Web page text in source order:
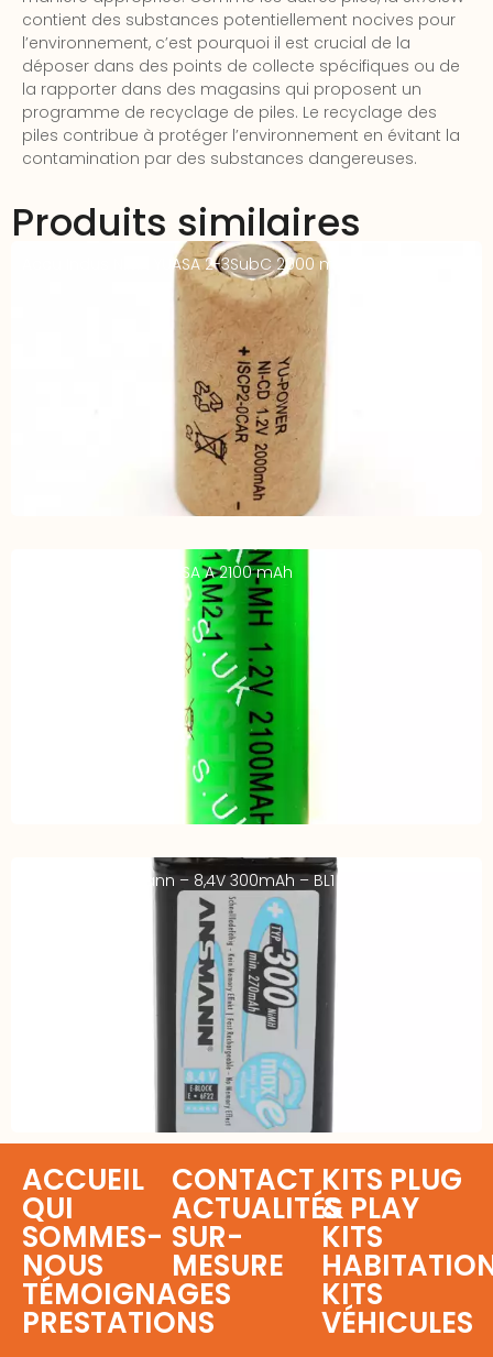
contient des substances potentiellement nocives pour
l’environnement, c’est pourquoi il est crucial de la
déposer dans des points de collecte spécifiques ou de
la rapporter dans des magasins qui proposent un
programme de recyclage de piles. Le recyclage des
piles contribue à protéger l’environnement en évitant la
contamination par des substances dangereuses.
Produits similaires
Accu Indus NIMH YUASA 2-3SubC 2000 mAh cartonné –
Accu Indus NIMH YUASA A 2100 mAh
Accus 9V Ansmann – 8,4V 300mAh – BL1
ACCUEIL
QUI
SOMMES-
NOUS
TÉMOIGNAGES
PRESTATIONS
CONTACT
ACTUALITÉS
SUR-
MESURE
KITS PLUG
& PLAY
KITS
KITS
VÉHICULES